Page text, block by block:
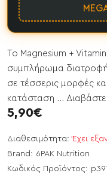
Διαθεσιμότητα: Έχει
Brand: 6PAK Nutrition
Κωδικός Προϊόντος:
5,90€
Το Magnesium +
συμπλήρωμα
σε τέσσερις μορφές
κατάσταση ...